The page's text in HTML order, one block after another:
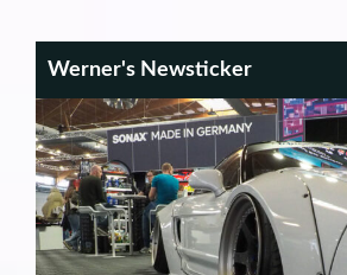
Werner's Newsticker
TO
CONTENT